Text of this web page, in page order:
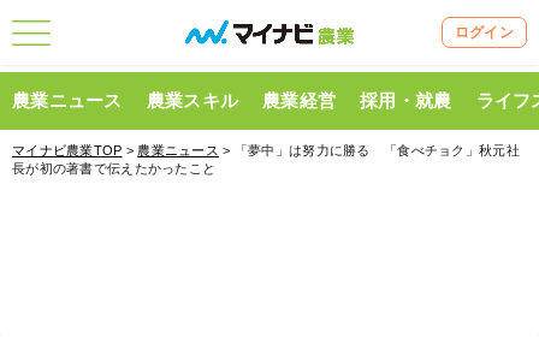
ログイン
農業ニュース 農業スキル 農業経営 採用・就農 ライフ
マイナビ農業TOP > 農業ニュース > 「夢中」は努力に勝る 「食べチョク」秋元社
長が初の著書で伝えたかったこと